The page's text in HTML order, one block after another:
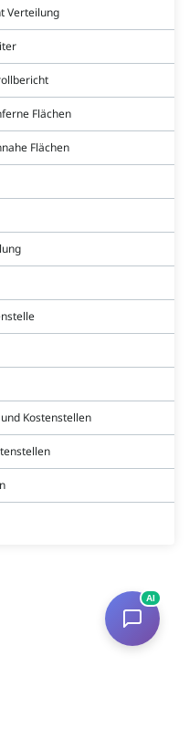
Verteilung
Flächen
Flächen
Kostenstellen
AI